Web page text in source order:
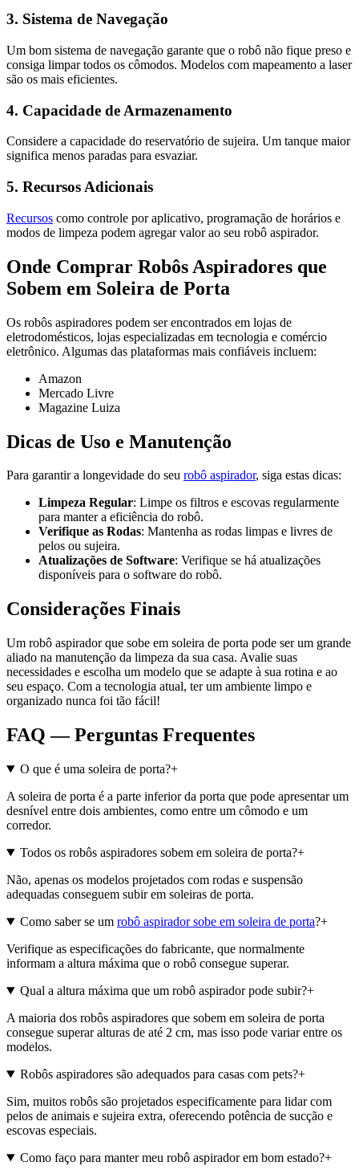
3. Sistema de Navegação
Um bom sistema de navegação garante que o robô não fique preso e
consiga limpar todos os cômodos. Modelos com mapeamento a laser
são os mais eficientes.
4. Capacidade de Armazenamento
Considere a capacidade do reservatório de sujeira. Um tanque maior
significa menos paradas para esvaziar.
5. Recursos Adicionais
Recursos como controle por aplicativo, programação de horários e
modos de limpeza podem agregar valor ao seu robô aspirador.
Onde Comprar Robôs Aspiradores que
Sobem em Soleira de Porta
Os robôs aspiradores podem ser encontrados em lojas de
eletrodomésticos, lojas especializadas em tecnologia e comércio
eletrônico. Algumas das plataformas mais confiáveis incluem:
Amazon
Mercado Livre
Magazine Luiza
Dicas de Uso e Manutenção
Para garantir a longevidade do seu robô aspirador, siga estas dicas:
Limpeza Regular: Limpe os filtros e escovas regularmente
para manter a eficiência do robô.
Verifique as Rodas: Mantenha as rodas limpas e livres de
pelos ou sujeira.
Atualizações de Software: Verifique se há atualizações
disponíveis para o software do robô.
Considerações Finais
Um robô aspirador que sobe em soleira de porta pode ser um grande
aliado na manutenção da limpeza da sua casa. Avalie suas
necessidades e escolha um modelo que se adapte à sua rotina e ao
seu espaço. Com a tecnologia atual, ter um ambiente limpo e
organizado nunca foi tão fácil!
FAQ — Perguntas Frequentes
O que é uma soleira de porta?+
A soleira de porta é a parte inferior da porta que pode apresentar um
desnível entre dois ambientes, como entre um cômodo e um
corredor.
Todos os robôs aspiradores sobem em soleira de porta?+
Não, apenas os modelos projetados com rodas e suspensão
adequadas conseguem subir em soleiras de porta.
Como saber se um robô aspirador sobe em soleira de porta?+
Verifique as especificações do fabricante, que normalmente
informam a altura máxima que o robô consegue superar.
Qual a altura máxima que um robô aspirador pode subir?+
A maioria dos robôs aspiradores que sobem em soleira de porta
consegue superar alturas de até 2 cm, mas isso pode variar entre os
modelos.
Robôs aspiradores são adequados para casas com pets?+
Sim, muitos robôs são projetados especificamente para lidar com
pelos de animais e sujeira extra, oferecendo potência de sucção e
escovas especiais.
Como faço para manter meu robô aspirador em bom estado?+